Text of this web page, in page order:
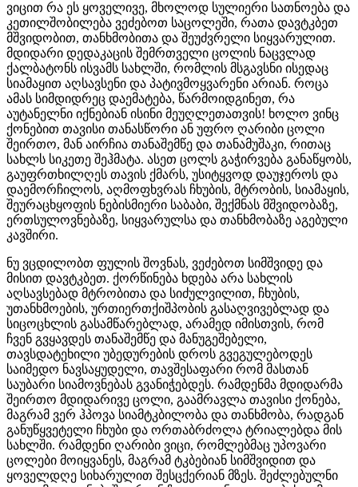
ვიცით რა ეს ყოველივე, მხოლოდ სულიერი სათნოება და
კეთილშობილება ვეძებოთ საცოლეში, რათა დავტკბეთ
მშვიდობით, თანხმობითა და შეუძვრელი სიყვარულით.
მდიდარი დედაკაცის შემრთველი ცოლის ნაცვლად
ქალბატონს ისვამს სახლში, რომლის მსგავსნი ისედაც
სიამაყით აღსავსენი და პატივმოყვარენი არიან. როცა
ამას სიმდიდრეც დაემატება, წარმოიდგინეთ, რა
აუტანელნი იქნებიან ისინი მეუღლეთათვის! ხოლო ვინც
ქონებით თავისი თანასწორი ან უფრო ღარიბი ცოლი
შეირთო, მან აირჩია თანაშემწე და თანამუშაკი, რითაც
სახლს სიკეთე შეჰმატა. ასეთ ცოლს გაჭირვება განაწყობს,
გაუფრთხილღეს თავის ქმარს, უსიტყვოდ დაუჯეროს და
დაემორჩილოს, აღმოფხვრას ჩხუბის, მტრობის, სიამაყის,
შეურაცხყოფის ნებისმიერი საბაბი, შექმნას მშვიდობაზე,
ერთსულოვნებაზე, სიყვარულსა და თანხმობაზე აგებული
კავშირი.
ნუ ვცდილობთ ფულის შოვნას, ვეძებოთ სიმშვიდე და
მისით დავტკბეთ. ქორწინება ხდება არა სახლის
აღსავსებად მტრობითა და სიძულვილით, ჩხუბის,
უთანხმოების, ურთიერთქიშპობის გასაღვივებლად და
სიცოცხლის გასამწარებლად, არამედ იმისთვის, რომ
ჩვენ გვყავდეს თანაშემწე და მანუგეშებელი,
თავსდატეხილი უბედურების დროს გვეგულებოდეს
საიმედო ნავსაყუდელი, თავშესაფარი რომ მასთან
საუბარი სიამოვნებას გვანიჭებდეს. რამდენმა მდიდარმა
შეირთო მდიდარივე ცოლი, გაამრავლა თავისი ქონება,
მაგრამ ვერ ჰპოვა სიამტკბილობა და თანხმობა, რადგან
განუწყვეტელი ჩხუბი და ორთაბრძოლა ტრიალებდა მის
სახლში. რამდენი ღარიბი ვიცი, რომლებმაც უპოვარი
ცოლები მოიყვანეს, მაგრამ ტკბებიან სიმშვიდით და
ყოველდღე სიხარულით შესცქერიან მზეს. შეძლებულნი